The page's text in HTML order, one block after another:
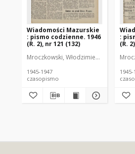
Wiadomości Mazurskie
: pismo codzienne. 1946
(R. 2), nr 121 (132)
Mroczkowski, Włodzimierz (1902-
1945-1947
czasopismo
:
(R.
1945-